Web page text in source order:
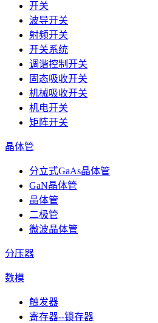
开关
波导开关
射频开关
开关系统
调谐控制开关
固态吸收开关
机械吸收开关
机电开关
矩阵开关
晶体管
分立式GaAs晶体管
GaN晶体管
晶体管
二极管
微波晶体管
分压器
数模
触发器
寄存器--锁存器